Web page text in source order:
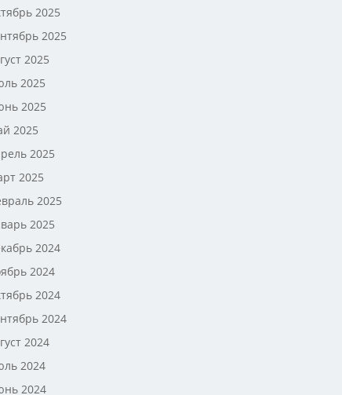
2025
2025
2025
2025
2025
2025
2025
2025
2025
2025
2024
2024
2024
2024
2024
2024
2024